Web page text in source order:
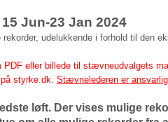
Jun-23 Jan 2024
udelukkende i forhold til den
PDF eller billede til stævneudvalgets
styrke.dk. Stævnelederen er
løft. Der vises mulige